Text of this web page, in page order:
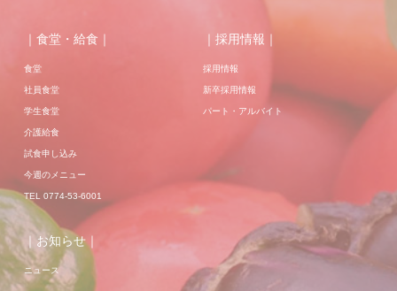
｜食堂・給食｜
食堂
社員食堂
学生食堂
介護給食
試食申し込み
今週のメニュー
TEL 0774-53-6001
｜採用情報｜
採用情報
新卒採用情報
パート・アルバイト
｜お知らせ｜
ニュース